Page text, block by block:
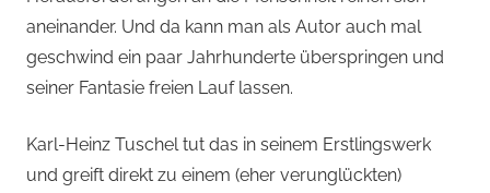
aneinander. Und da kann man als Autor auch mal
geschwind ein paar Jahrhunderte überspringen und
seiner Fantasie freien Lauf lassen.
Karl-Heinz Tuschel tut das in seinem Erstlingswerk
und greift direkt zu einem (eher verunglückten)